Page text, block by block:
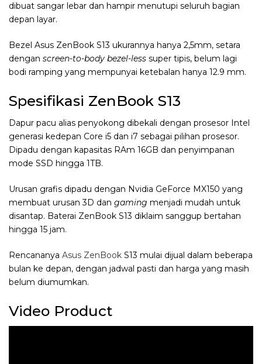
dibuat sangar lebar dan hampir menutupi seluruh bagian
depan layar.
Bezel Asus ZenBook S13 ukurannya hanya 2,5mm, setara
dengan screen-to-body bezel-less super tipis, belum lagi
bodi ramping yang mempunyai ketebalan hanya 12.9 mm.
Spesifikasi ZenBook S13
Dapur pacu alias penyokong dibekali dengan prosesor Intel
generasi kedepan Core i5 dan i7 sebagai pilihan prosesor.
Dipadu dengan kapasitas RAm 16GB dan penyimpanan
mode SSD hingga 1TB.
Urusan grafis dipadu dengan Nvidia GeForce MX150 yang
membuat urusan 3D dan gaming menjadi mudah untuk
disantap. Baterai ZenBook S13 diklaim sanggup bertahan
hingga 15 jam.
Rencananya Asus ZenBook S13 mulai dijual dalam beberapa
bulan ke depan, dengan jadwal pasti dan harga yang masih
belum diumumkan.
Video Product